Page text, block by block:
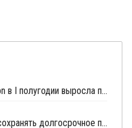
Чистая прибыль Chevron в I полугодии выросла почти в 2,4 раза
ExxonMobil планирует сохранять долгосрочное присутствие в Казахстане